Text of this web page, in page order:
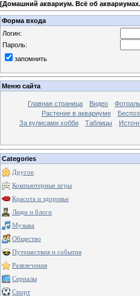
[Домашний аквариум. Всё об
Форма входа
Логин:
Пароль:
запомнить
Меню сайта
Главная страница Видео
Растение в аквариуме
За кулисами хобби
Таблицы
Categories
Другое
Компьютерные игры
Красота и здоровье
Люди и блоги
Музыка
Общество
Путешествия и события
Развлечения
Сериалы
Спорт